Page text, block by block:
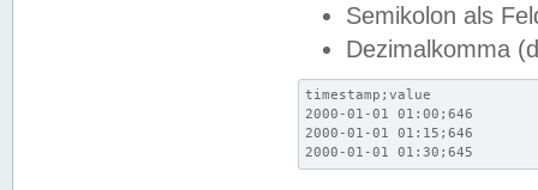
Semikolon als
Dezimalkomma
timestamp;value
2000-01-01 01:00;646
2000-01-01 01:15;646
2000-01-01 01:30;645